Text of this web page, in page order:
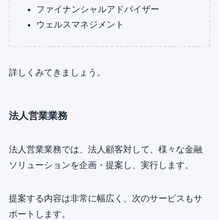
ファイナンシャルアドバイザー
ウェルスマネジメント
詳しくみてきましょう。
法人営業業務
法人営業業務では、法人顧客対して、様々な金融
ソリューションを企画・提案し、実行します。
提案する内容は非常に幅広く、次のサービスもサ
ポートします。